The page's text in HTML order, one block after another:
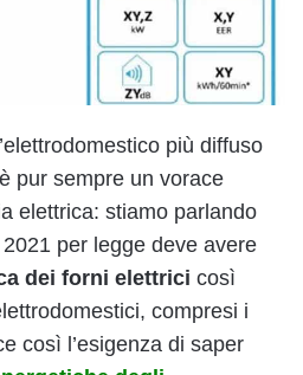
più diffuso
pur sempre un vorace
elettrica: stiamo parlando
per legge deve avere
dei forni elettrici così
compresi i
così l’esigenza di saper